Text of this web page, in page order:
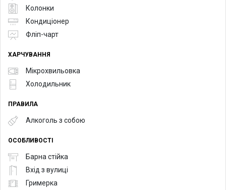
Колонки
Кондиціонер
Фліп-чарт
ХАРЧУВАННЯ
Мікрохвильовка
Холодильник
ПРАВИЛА
Алкоголь з собою
ОСОБЛИВОСТІ
Барна стійка
Вхід з вулиці
Гримерка